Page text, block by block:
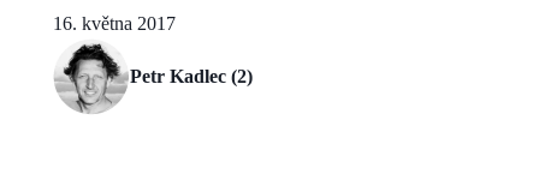
16. května 2017
Petr Kadlec (2)